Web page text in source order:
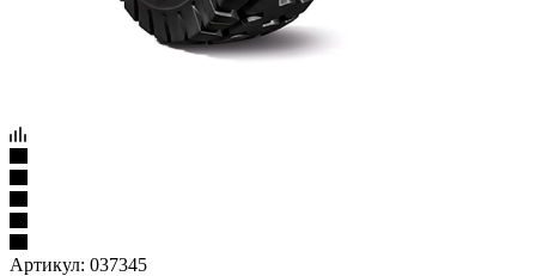
Артикул: 037345